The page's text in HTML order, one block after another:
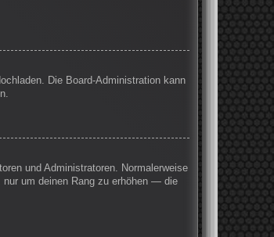
Die Board-Administration kann
und Administratoren. Normalerweise
nur um deinen Rang zu erhöhen — die